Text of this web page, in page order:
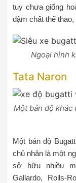
tuy chưa giống
đậm chất thể thao,
Ngoại hình
Tata Naron
Một bản độ khác
Một bản độ
chủ nhân là một
sở hữu nhiều
Gallardo, Rolls-